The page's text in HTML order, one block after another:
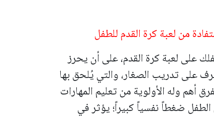
من لعبة كرة القدم للطفل
على لعبة كرة القدم، على أن يحرز
على تدريب الصغار، والتي يُلحق بها
أهم وله الأولوية من تعليم المهارات
الطفل ضغطاً نفسياً كبيراً؛ يؤثر في